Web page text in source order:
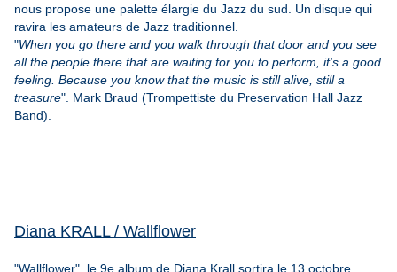
nous propose une palette élargie du Jazz du sud. Un disque qui
ravira les amateurs de Jazz traditionnel.
"When you go there and you walk through that door and you see
all the people there that are waiting for you to perform, it's a good
feeling. Because you know that the music is still alive, still a
treasure". Mark Braud (Trompettiste du Preservation Hall Jazz
Band).
Diana KRALL / Wallflower
"Wallflower", le 9e album de Diana Krall sortira le 13 octobre.